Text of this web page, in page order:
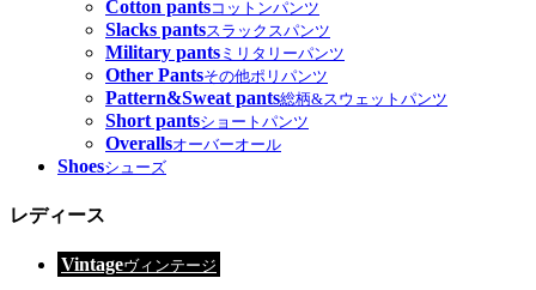
Cotton pantsコットンパンツ
Slacks pantsスラックスパンツ
Military pants ミリタリーパンツ
Other Pantsその他ポリパンツ
Pattern&Sweat pants総柄&スウェットパンツ
Short pantsショートパンツ
Overallsオーバーオール
Shoesシューズ
レディース
Vintageヴィンテージ